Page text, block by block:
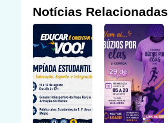
Notícias Relacionadas